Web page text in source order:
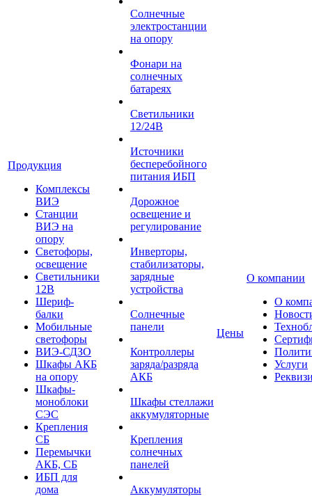
Продукция
Комплексы
ВИЭ
Станции
ВИЭ на
опору
Светофоры,
освещение
Светильники
12В
Шериф-
балки
Мобильные
светофоры
ВИЭ-СДЗО
Шкафы АКБ
на опору
Шкафы-
моноблоки
СЭС
Крепления
СБ
Перемычки
АКБ, СБ
ИБП для
дома
Солнечные
электростанции
на опору
Фонари на
солнечных
батареях
Светильники
12/24В
Источники
бесперебойного
питания ИБП
Дорожное
освещение и
регулирование
Инверторы,
стабилизаторы,
зарядные
устройства
Солнечные
панели
Контроллеры
заряда/разряда
АКБ
Шкафы стеллажи
аккумуляторные
Крепления
солнечных
панелей
Аккумуляторы
Цены
О компании
О
Услуги